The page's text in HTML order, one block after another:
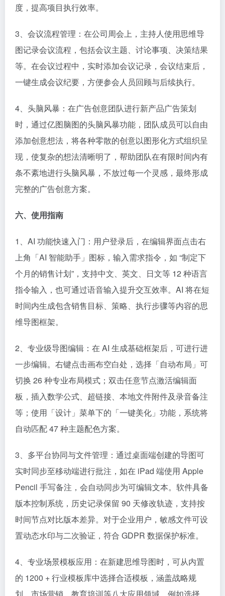
度，提高项目执行效率。​
3、会议流程管理：在公司周会上，主持人使用思维导
图记录会议流程，包括会议主题、讨论事项、决策结果
等。在会议过程中，实时添加会议记录，会议结束后，
一键生成会议纪要，方便参会人员回顾与后续执行。​
4、头脑风暴：在广告创意团队进行新产品广告策划
时，通过亿图脑图的头脑风暴功能，团队成员可以自由
添加创意想法，将各种零散的创意以图形化方式组织呈
现，使复杂的想法清晰明了，帮助团队在有限时间内有
条不紊地进行头脑风暴，不放过每一个灵感，最终形成
完整的广告创意方案。​
六、使用指南​
1、AI 功能快速入门：用户登录后，在编辑界面点击右
上角「AI 智能助手」图标，输入需求指令，如 “制定下
个月的销售计划”，支持中文、英文、日文等 12 种语言
指令输入，也可通过语音输入提升交互效率。AI 将在短
时间内生成包含销售目标、策略、执行步骤等内容的思
维导图框架。​
2、专业级导图编辑：在 AI 生成基础框架后，可进行进
一步编辑。右键点击画布空白处，选择「自动布局」可
切换 26 种专业布局模式；双击任意节点激活编辑面
板，插入数学公式、超链接、本地文件附件及录音备注
等；使用「设计」菜单下的「一键美化」功能，系统将
自动匹配 47 种主题配色方案。​
3、多平台协同与文件管理：通过桌面端创建的导图可
实时同步至移动端进行批注，如在 iPad 端使用 Apple
Pencil 手写备注，会自动同步为可编辑文本。软件具备
版本控制系统，历史记录保留 90 天修改轨迹，支持按
时间节点对比版本差异。对于企业用户，敏感文件可设
置动态水印与二次验证，符合 GDPR 数据保护标准。​
4、专业场景模板应用：在新建思维导图时，可从内置
的 1200 + 行业模板库中选择合适模板，涵盖战略规